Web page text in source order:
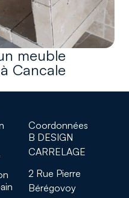
meuble
Cancale
Coordonnées
B DESIGN
CARRELAGE
2 Rue Pierre
Bérégovoy